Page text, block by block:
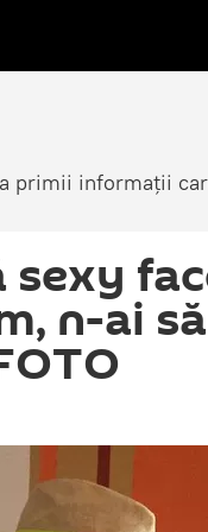
primii informații
sexy
n-ai